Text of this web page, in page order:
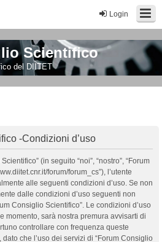
Login
Scientifico
del DIITET
-Condizioni d’uso
(in seguito “noi”, “nostro”, “Forum
forum/forum_cs”), l’utente
alle seguenti condizioni d’uso. Se non
dalle condizioni d’uso seguenti non
Consiglio Scientifico”. Le condizioni d’uso
momento, sarà nostra premura avvisarti di
controllare con frequenza queste
che l’uso dei servizi di “Forum Consiglio